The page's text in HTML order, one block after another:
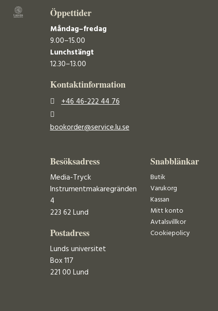
Öppettider
Måndag–fredag
9.00–15.00
Lunchstängt
12.30–13.00
Kontaktinformation
+46 46-222 44 76
bookorder@service.lu.se
Besöksadress
Media-Tryck
Instrumentmakaregränden
4
223 62 Lund
Postadress
Lunds universitet
Box 117
221 00 Lund
Snabblänkar
Butik
Varukorg
Kassan
Mitt konto
Avtalsvillkor
Cookiepolicy